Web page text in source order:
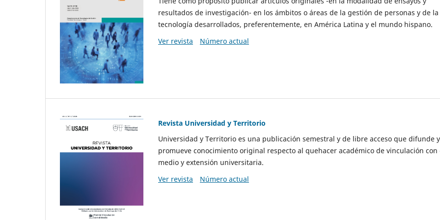
resultados de investigación- en los ámbitos o áreas de la gestión de personas y de la
tecnología desarrollados, preferentemente, en América Latina y el mundo hispano.
Ver revista
Número actual
Revista Universidad y Territorio
Universidad y Territorio es una publicación semestral y de libre acceso que difunde y
promueve conocimiento original respecto al quehacer académico de vinculación con
medio y extensión universitaria.
Ver revista
Número actual